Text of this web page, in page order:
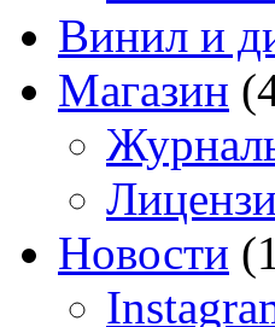
Винил и
Магазин
Новости